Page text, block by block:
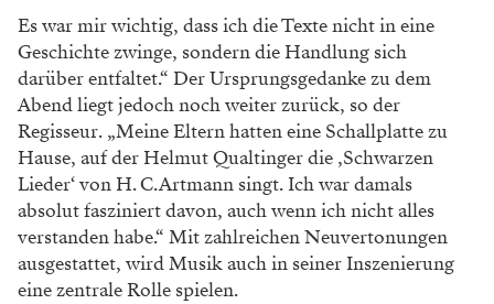
Es war mir wichtig, dass ich die Texte nicht in eine
Geschichte zwinge, sondern die Handlung sich
darüber entfaltet.“ Der Ursprungsgedanke zu dem
Abend liegt jedoch noch weiter zurück, so der
Regisseur. „Meine Eltern hatten eine Schallplatte zu
Hause, auf der Helmut Qualtinger die ‚Schwarzen
Lieder‘ von H. C. Artmann singt. Ich war damals
absolut fasziniert davon, auch wenn ich nicht alles
verstanden habe.“ Mit zahlreichen Neuvertonungen
ausgestattet, wird Musik auch in seiner Inszenierung
eine zentrale Rolle spielen.